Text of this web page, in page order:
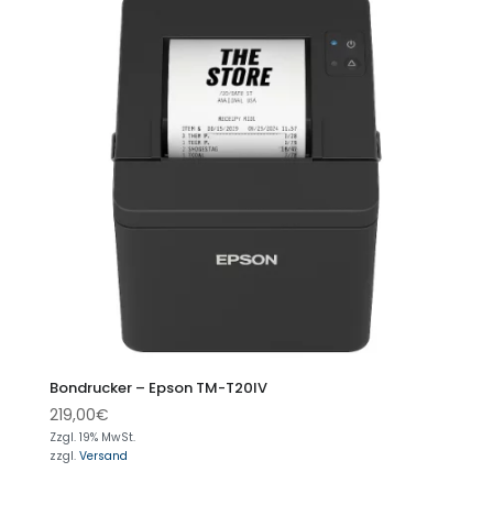
Bondrucker – Epson TM-T20IV
219,00€
Zzgl. 19% MwSt.
zzgl. Versand